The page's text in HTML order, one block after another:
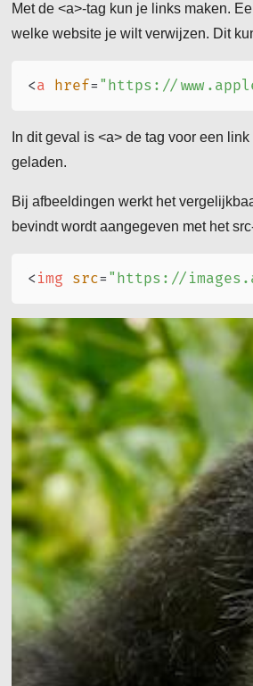
Met de <a>-tag kun je links maken.
welke website je wilt verwijzen. Dit
<a href= " https://
In dit geval is <a> de tag voor een
geladen.
Bij afbeeldingen werkt het
bevindt wordt aangegeven met het
<img src= " https://